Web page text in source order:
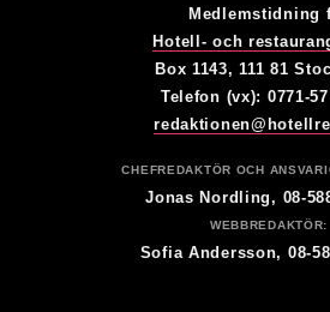
Medlemstidning
Hotell- och
Box 1143, 111 81
Telefon (vx): 0771-
CHEFREDAKTÖR OCH
Jonas Nordling, 08-
WEBBREDAKTÖR:
Sofia Andersson, 08-